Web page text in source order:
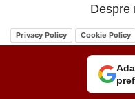
Despre
Privacy Policy Cookie Policy